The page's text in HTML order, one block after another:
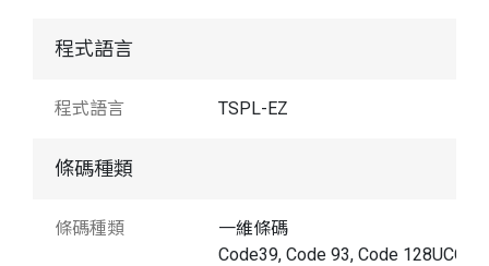
程式語言
程式語言 TSPL-EZ
條碼種類
條碼種類
一維條碼
Code39, Code 93, Code 128UCC,